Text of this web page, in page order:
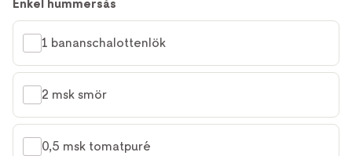
Enkel hummersås
1 bananschalottenlök
2 msk smör
0,5 msk tomatpuré